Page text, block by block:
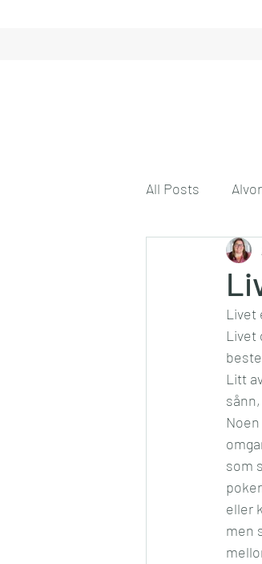
All Posts Alvor
Gode tanker
Gode venner
Konkurranse
Romantikk
Livet
Livet
Litt
som
eller
men